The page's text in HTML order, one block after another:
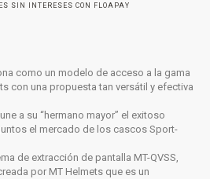
SIN INTERESES CON FLOAPAY
como un modelo de acceso a la gama
con una propuesta tan versátil y efectiva
a su “hermano mayor” el exitoso
el mercado de los cascos Sport-
de extracción de pantalla MT-QVSS,
por MT Helmets que es un